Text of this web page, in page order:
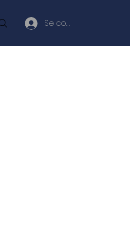
Se connecter